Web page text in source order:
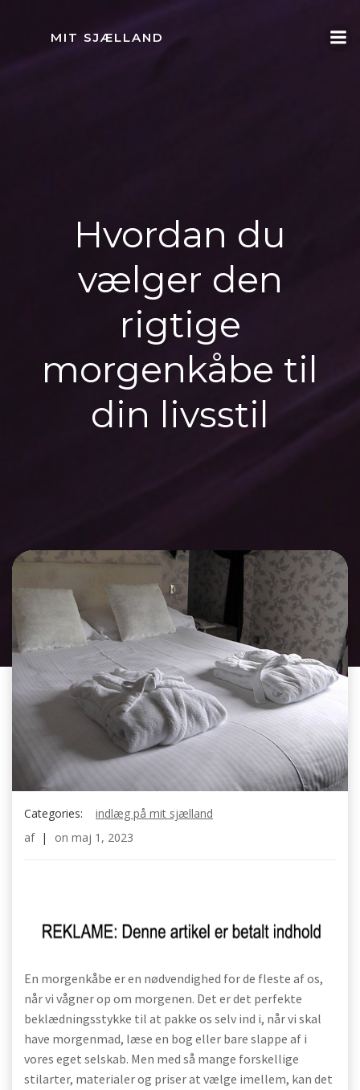
MIT SJÆLLAND
Hvordan du
vælger den
rigtige
morgenkåbe til
din livsstil
Categories:
indlæg på mit sjælland
af | on maj 1, 2023
En morgenkåbe er en nødvendighed for de fleste af os,
når vi vågner op om morgenen. Det er det perfekte
beklædningsstykke til at pakke os selv ind i, når vi skal
have morgenmad, læse en bog eller bare slappe af i
vores eget selskab. Men med så mange forskellige
stilarter, materialer og priser at vælge imellem, kan det